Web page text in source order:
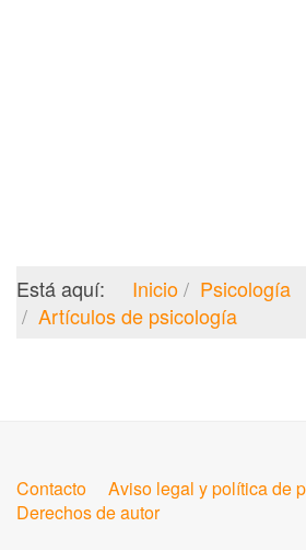
Está aquí: Inicio
Psicología
Artículos de psicología
Contacto Aviso legal y política de
Derechos de autor